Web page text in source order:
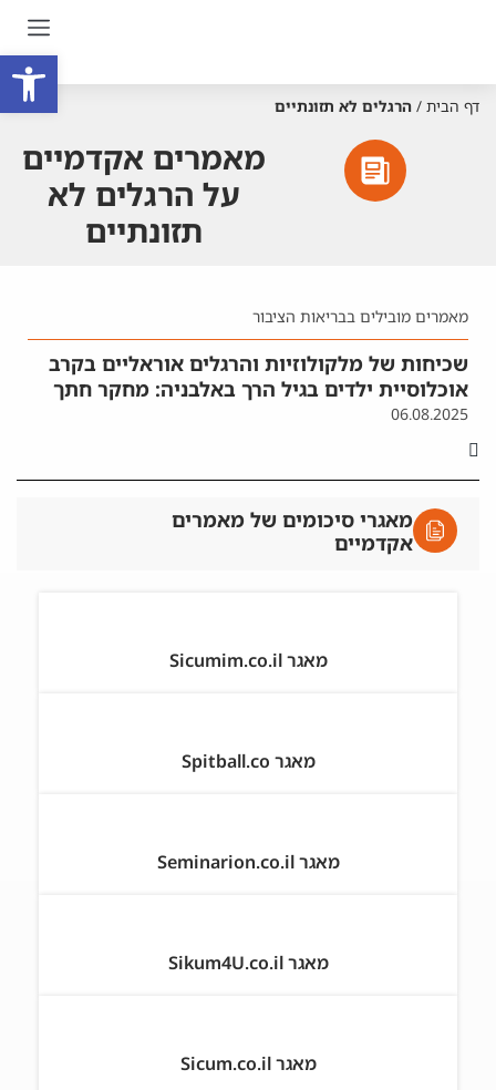
פתח
דף הבית / הרגלים לא תזונתיים
מאמרים אקדמיים
על הרגלים לא
תזונתיים
מאמרים מובילים בבריאות הציבור
שכיחות של מלקולוזיות והרגלים אוראליים בקרב
אוכלוסיית ילדים בגיל הרך באלבניה: מחקר חתך
06.08.2025
מאגרי סיכומים של מאמרים
אקדמיים
מאגר Sicumim.co.il
מאגר Spitball.co
מאגר Seminarion.co.il
מאגר Sikum4U.co.il
מאגר Sicum.co.il